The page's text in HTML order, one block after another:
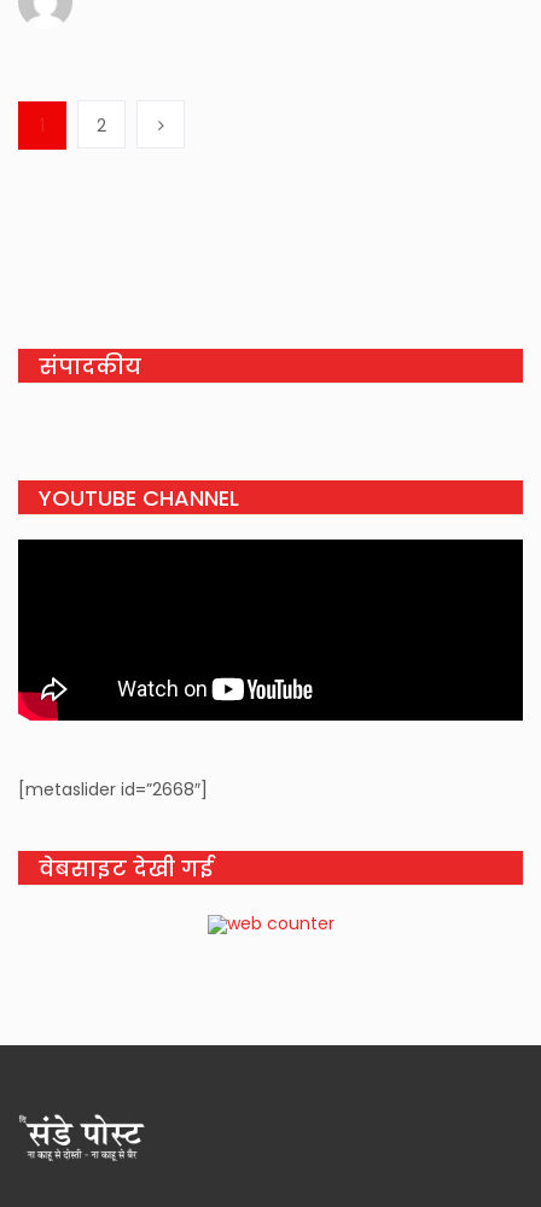
1 2
संपादकीय
YOUTUBE CHANNEL
[metaslider id=”2668″]
वेबसाइट देखी गई